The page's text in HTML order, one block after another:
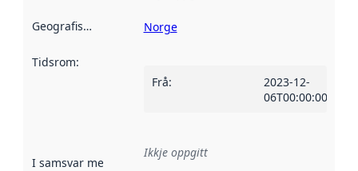
Geografisk område Norge
Tidsrom:
Frå:
2023-12-
06T00:00:00Z
I samsvar med Referanse til ei implementeringsregel eller
Ikkje oppgitt